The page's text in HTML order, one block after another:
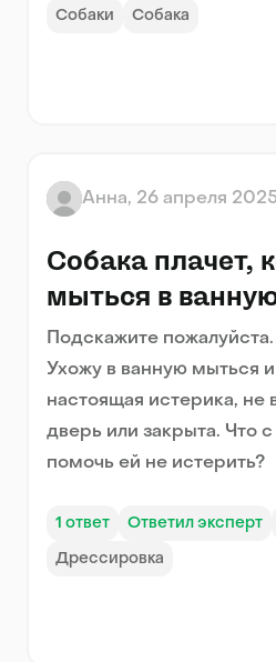
Собаки Собака
Анна, 26 апреля
Собака плачет,
мыться в
Подскажите
Ухожу в ванную мыться
настоящая истерика, не
дверь или закрыта. Что
помочь ей не истерить?
1 ответ Ответил эксперт
Дрессировка